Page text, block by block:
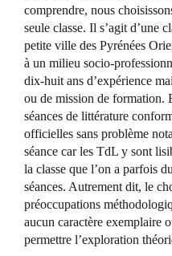
comprendre, nous
seule classe. Il s’agit d’une
petite ville des Pyrénées
à un milieu socio-
dix-huit ans d’expérience
ou de mission de formation.
séances de littérature
officielles sans problème
séance car les TdL y sont
la classe que l’on a parfois
séances. Autrement dit, le
préoccupations
aucun caractère exemplaire
permettre l’exploration